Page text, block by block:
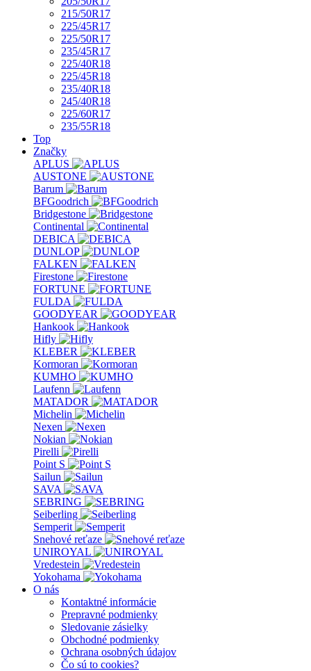
215/50R17
225/45R17
225/50R17
235/45R17
225/40R18
225/45R18
235/40R18
245/40R18
225/60R17
235/55R18
Top
Značky
APLUS
AUSTONE
Barum
BFGoodrich
Bridgestone
Continental
DEBICA
DUNLOP
FALKEN
Firestone
FORTUNE
FULDA
GOODYEAR
Hankook
Hifly
KLEBER
Kormoran
KUMHO
Laufenn
MATADOR
Michelin
Nexen
Nokian
Pirelli
Point S
Sailun
SAVA
SEBRING
Seiberling
Semperit
Snehové reťaze
UNIROYAL
Vredestein
Yokohama
O nás
Kontaktné informácie
Prepravné podmienky
Sledovanie zásielky
Obchodné podmienky
Ochrana osobných údajov
Čo sú to cookies?